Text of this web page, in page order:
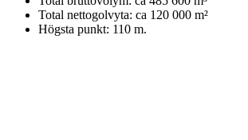
Total nettogolvyta: ca 120 000 m²
Högsta punkt: 110 m.